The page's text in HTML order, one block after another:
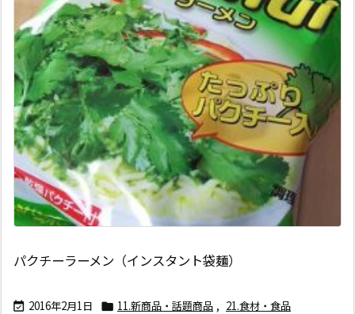
パクチーラーメン（インスタント袋麺）
 2016年2月1日  11.新商品・話題商品 , 21.食材・食品